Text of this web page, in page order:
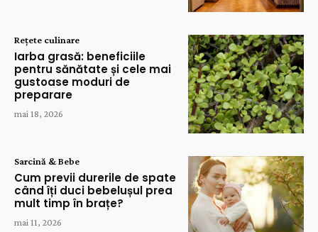
Rețete culinare
Iarba grasă: beneficiile
pentru sănătate și cele mai
gustoase moduri de
preparare
mai 18, 2026
Sarcină & Bebe
Cum previi durerile de spate
când îți duci bebelușul prea
mult timp în brațe?
mai 11, 2026